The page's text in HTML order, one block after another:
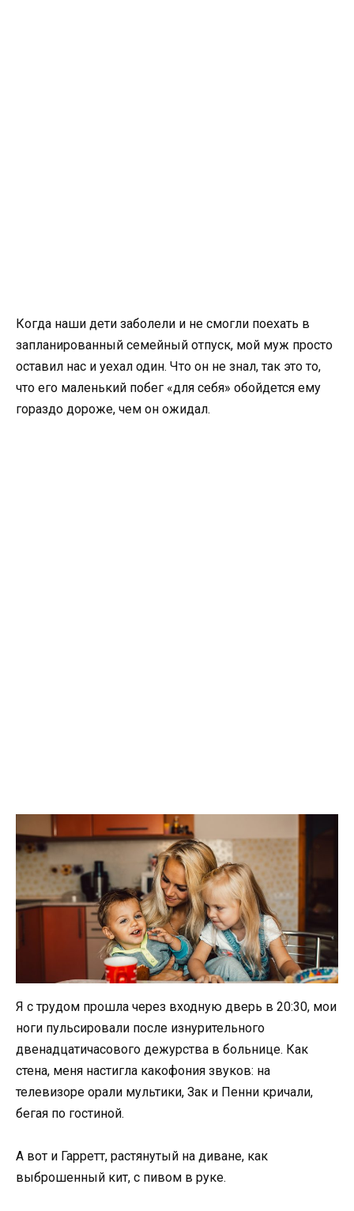
Когда наши дети заболели и не смогли поехать в
запланированный семейный отпуск, мой муж просто
оставил нас и уехал один. Что он не знал, так это то,
что его маленький побег «для себя» обойдется ему
гораздо дороже, чем он ожидал.
Я с трудом прошла через входную дверь в 20:30, мои
ноги пульсировали после изнурительного
двенадцатичасового дежурства в больнице. Как
стена, меня настигла какофония звуков: на
телевизоре орали мультики, Зак и Пенни кричали,
бегая по гостиной.
А вот и Гарретт, растянутый на диване, как
выброшенный кит, с пивом в руке.